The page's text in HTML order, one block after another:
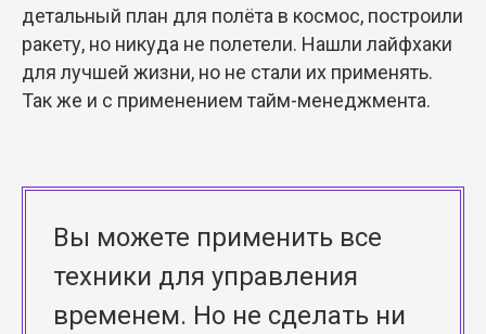
детальный план для полёта в космос, построили
ракету, но никуда не полетели. Нашли лайфхаки
для лучшей жизни, но не стали их применять.
Так же и с применением тайм-менеджмента.
Вы можете применить все
техники для управления
временем. Но не сделать ни